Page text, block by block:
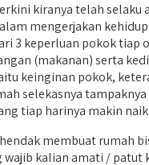
kiranya telah selaku
mengerjakan
3 keperluan pokok tiap
(makanan) serta
keinginan pokok,
selekasnya
tiap harinya makin naik
membuat rumah
kalian amati / patut